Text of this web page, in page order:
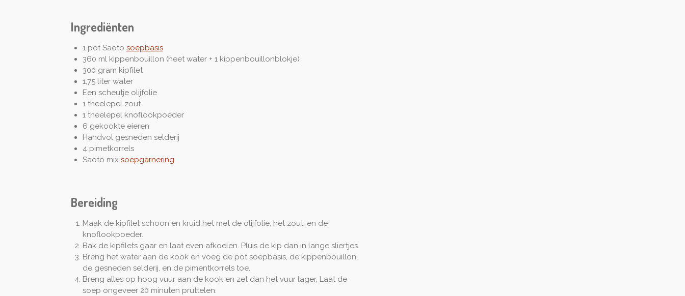
Ingrediënten
1 pot Saoto soepbasis
360 ml kippenbouillon (heet water + 1 kippenbouillonblokje)
300 gram kipfilet
1,75 liter water
Een scheutje olijfolie
1 theelepel zout
1 theelepel knoflookpoeder
6 gekookte eieren
Handvol gesneden selderij
4 pimetkorrels
Saoto mix soepgarnering
Bereiding
Maak de kipfilet schoon en kruid het met de olijfolie, het zout, en de
knoflookpoeder.
Bak de kipfilets gaar en laat even afkoelen. Pluis de kip dan in lange sliertjes.
Breng het water aan de kook en voeg de pot soepbasis, de kippenbouillon,
de gesneden selderij, en de pimentkorrels toe.
Breng alles op hoog vuur aan de kook en zet dan het vuur lager, Laat de
soep ongeveer 20 minuten pruttelen.